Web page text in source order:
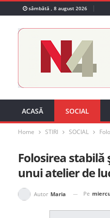
sâmbătă , 8 august 2026
ACASĂ SOCIAL
Home STIRI SOCIAL
Folosirea
unui atelier de
Autor Maria Pe